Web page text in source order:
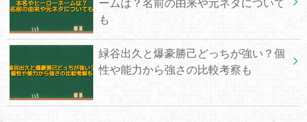
も
緑谷出久と爆豪勝己どっちが強い？個
性や能力から強さの比較考察も